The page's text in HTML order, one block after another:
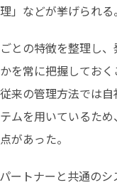
」などが挙げられる。
との特徴を整理し
を常に把握しておく
来の管理方法では
ムを用いているため
があった。
ートナーと共通のシ